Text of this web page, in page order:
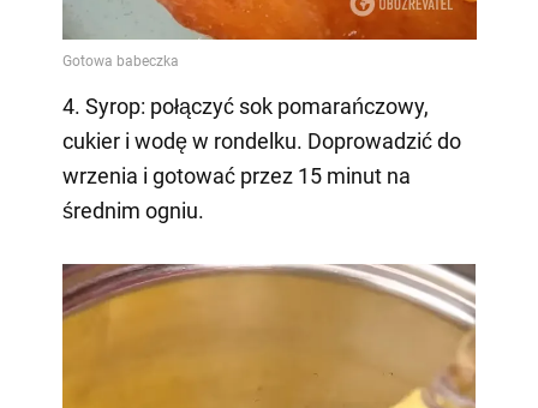
4. Syrop: połączyć sok pomarańczowy,
cukier i wodę w rondelku. Doprowadzić do
wrzenia i gotować przez 15 minut na
średnim ogniu.